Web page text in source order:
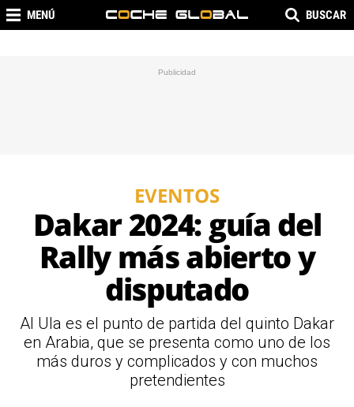
MENÚ BUSCAR
EVENTOS
Dakar 2024: guía del
Rally más abierto y
disputado
Al Ula es el punto de partida del quinto Dakar
en Arabia, que se presenta como uno de los
más duros y complicados y con muchos
pretendientes